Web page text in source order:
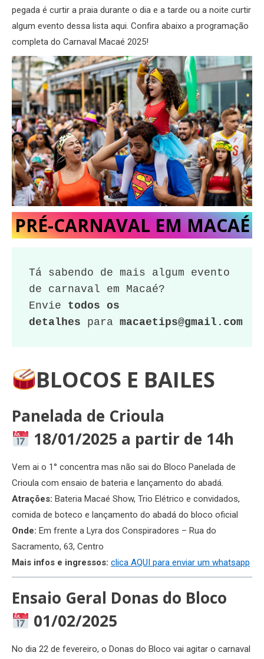
pegada é curtir a praia durante o dia e a tarde ou a noite curtir
algum evento dessa lista aqui. Confira abaixo a programação
completa do Carnaval Macaé 2025!
PRÉ-CARNAVAL EM MACAÉ
Tá sabendo de mais algum evento
de carnaval em Macaé?
Envie todos os
detalhes para macaetips@gmail.com
BLOCOS E BAILES
Panelada de Crioula
18/01/2025 a partir de 14h
Vem ai o 1° concentra mas não sai do Bloco Panelada de
Crioula com ensaio de bateria e lançamento do abadá.
Atrações: Bateria Macaé Show, Trio Elétrico e convidados,
comida de boteco e lançamento do abadá do bloco oficial
Onde: Em frente a Lyra dos Conspiradores – Rua do
Sacramento, 63, Centro
Mais infos e ingressos: clica AQUI para enviar um whatsapp
Ensaio Geral Donas do Bloco
01/02/2025
No dia 22 de fevereiro, o Donas do Bloco vai agitar o carnaval